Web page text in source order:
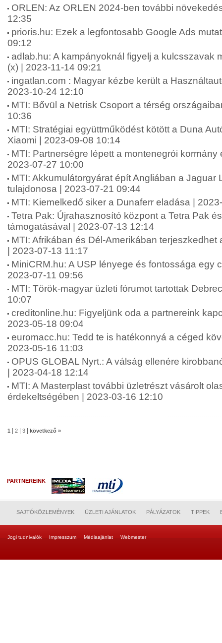
ORLEN: Az ORLEN 2024-ben további
12:35
prioris.hu: Ezek a legfontosabb Google Ads
09:12
adlab.hu: A kampányoknál figyelj a kulcsszavak
(x) | 2023-11-14 09:21
ingatlan.com : Magyar kézbe került a
2023-10-24 12:10
MTI: Bővül a Netrisk Csoport a térség
10:36
MTI: Stratégiai együttműködést kötött a Duna
Xiaomi | 2023-09-08 10:14
MTI: Partnerségre lépett a montenegrói kormány
2023-07-27 10:00
MTI: Akkumulátorgyárat épít Angliában a Jaguar
tulajdonosa | 2023-07-21 09:44
MTI: Kiemelkedő siker a Dunaferr eladása |
Tetra Pak: Újrahasznosító központ a Tetra Pak
támogatásával | 2023-07-13 12:14
MTI: Afrikában és Dél-Amerikában terjeszkedhet
| 2023-07-13 11:17
MiniCRM.hu: A USP lényege és fontossága egy
2023-07-11 09:56
MTI: Török-magyar üzleti fórumot tartottak
10:07
creditonline.hu: Figyeljünk oda a partnereink
2023-05-18 09:04
euromacc.hu: Tedd te is hatékonnyá a céged
2023-05-16 11:03
OPUS GLOBAL Nyrt.: A válság ellenére
| 2023-04-18 12:14
MTI: A Masterplast további üzletrészt vásárolt
érdekeltségében | 2023-03-16 12:10
1 2 3 következő »
PARTNEREINK
SAJTÓKÖZLEMÉNYEK ÜZLETI AJÁNLATOK PÁLYÁZATOK TIPPEK
Jogi tudnivalók Impresszum Médiaajánlat Webmester